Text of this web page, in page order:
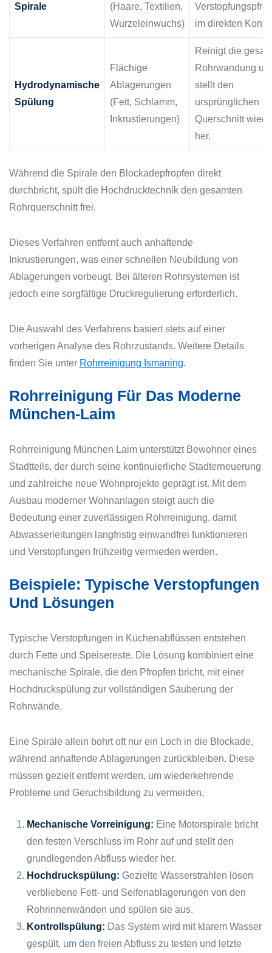
Spirale
(Haare, Textilien,
Wurzeleinwuchs)
im direkten
Hydrodynamische
Spülung
Flächige
Ablagerungen
(Fett, Schlamm,
Inkrustierungen)
Reinigt die
Rohrwandung
stellt den
ursprünglichen
Querschnitt
her.
Während die Spirale den Blockadepfropfen direkt
durchbricht, spült die Hochdrucktechnik den gesamten
Rohrquerschnitt frei.
Dieses Verfahren entfernt auch anhaftende
Inkrustierungen, was einer schnellen Neubildung von
Ablagerungen vorbeugt. Bei älteren Rohrsystemen ist
jedoch eine sorgfältige Druckregulierung erforderlich.
Die Auswahl des Verfahrens basiert stets auf einer
vorherigen Analyse des Rohrzustands. Weitere Details
finden Sie unter Rohrreinigung Ismaning.
Rohrreinigung Für Das Moderne
München-Laim
Rohrreinigung München Laim unterstützt Bewohner eines
Stadtteils, der durch seine kontinuierliche Stadterneuerung
und zahlreiche neue Wohnprojekte geprägt ist. Mit dem
Ausbau moderner Wohnanlagen steigt auch die
Bedeutung einer zuverlässigen Rohrreinigung, damit
Abwasserleitungen langfristig einwandfrei funktionieren
und Verstopfungen frühzeitig vermieden werden.
Beispiele: Typische Verstopfungen
Und Lösungen
Typische Verstopfungen in Küchenabflüssen entstehen
durch Fette und Speisereste. Die Lösung kombiniert eine
mechanische Spirale, die den Pfropfen bricht, mit einer
Hochdruckspülung zur vollständigen Säuberung der
Rohrwände.
Eine Spirale allein bohrt oft nur ein Loch in die Blockade,
während anhaftende Ablagerungen zurückbleiben. Diese
müssen gezielt entfernt werden, um wiederkehrende
Probleme und Geruchsbildung zu vermeiden.
Mechanische Vorreinigung: Eine Motorspirale bricht
den festen Verschluss im Rohr auf und stellt den
grundlegenden Abfluss wieder her.
Hochdruckspülung: Gezielte Wasserstrahlen lösen
verbliebene Fett- und Seifenablagerungen von den
Rohrinnenwänden und spülen sie aus.
Kontrollspülung: Das System wird mit klarem Wasser
gespült, um den freien Abfluss zu testen und letzte